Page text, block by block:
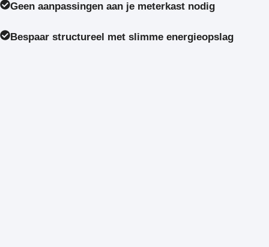
Geen aanpassingen aan je meterkast nodig
Bespaar structureel met slimme energieopslag